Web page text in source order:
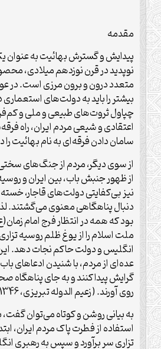
مقدمه
پیدایش و گسترش بهائیت به عنوان
نوپدید در قرن نوزدهم میلادی،
متعدد درون و برون‌ مرزی است. در
بیشتر را باید به دولت‌های استعماری
چپاول ثروت‌های طبیعی و ملی و
اعتقادی و شیعی مردم ایران، راه
سامان دادن فرقه‌ای به نام بهائیت
از سوی دیگر، مردم از جنگ‌های
از ظهور جنبش باب، بین ایران و
نیز بی‌کفایتی دولت‌های قاجار،
دنبال پناهگاهی معنوی می‌گشتند.
بود که همه در انتظار فرج امام
ملت اسلام را از یوغ ظلم روسیه
انگلیس و دولت حاکم نجات دهد.
عده‌ای از مردم، با شنیدن ادعاهای
گرایش پیدا کنند و به جای پناهگاه
روی آورند. (زعیم الدوله تبریزی، 1346: 118 و 119)
به بیانی روشن و کوتاه می‌توان
استفاده از فطرت پاک مردم ایران،
تزاری سر برآورد و سپس به رهبری